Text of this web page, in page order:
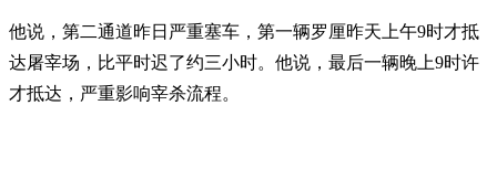
他说，第二通道昨日严重塞车，第一辆罗厘昨天上午9时才抵
达屠宰场，比平时迟了约三小时。他说，最后一辆晚上9时许
才抵达，严重影响宰杀流程。